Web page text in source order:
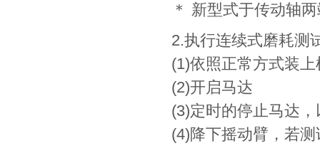
＊ 新型式于传动轴
2.执行连续式磨耗测
(1)依照正常方式装上
(2)开启马达
(3)定时的停止马达
(4)降下摇动臂，若